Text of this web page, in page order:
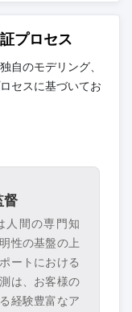
プロセス
自のモデリング、
セスに基づいてお
督
人間の専門知
性の基盤の上
ートにおける
は、お客様の
経験豊富なア